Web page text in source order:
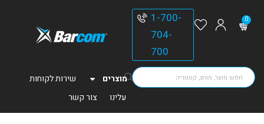
0
1-700-
704-
700
מוצרים
שירות לקוחות
עלינו
צור קשר